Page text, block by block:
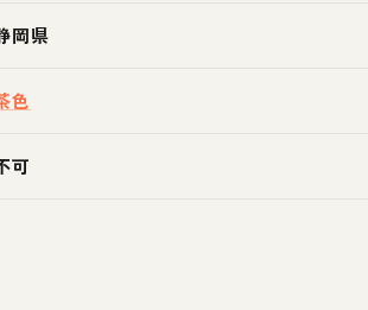
岡県
色
可